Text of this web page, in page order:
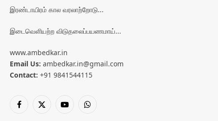
இரண்டாயிரம் கால வரலாற்றோடு...
இடைவெளியற்ற விடுதலைப்பயணமாய்...
www.ambedkar.in
Email Us: ambedkar.in@gmail.com
Contact: +91 9841544115
Facebook
X
YouTubeWhatsApp